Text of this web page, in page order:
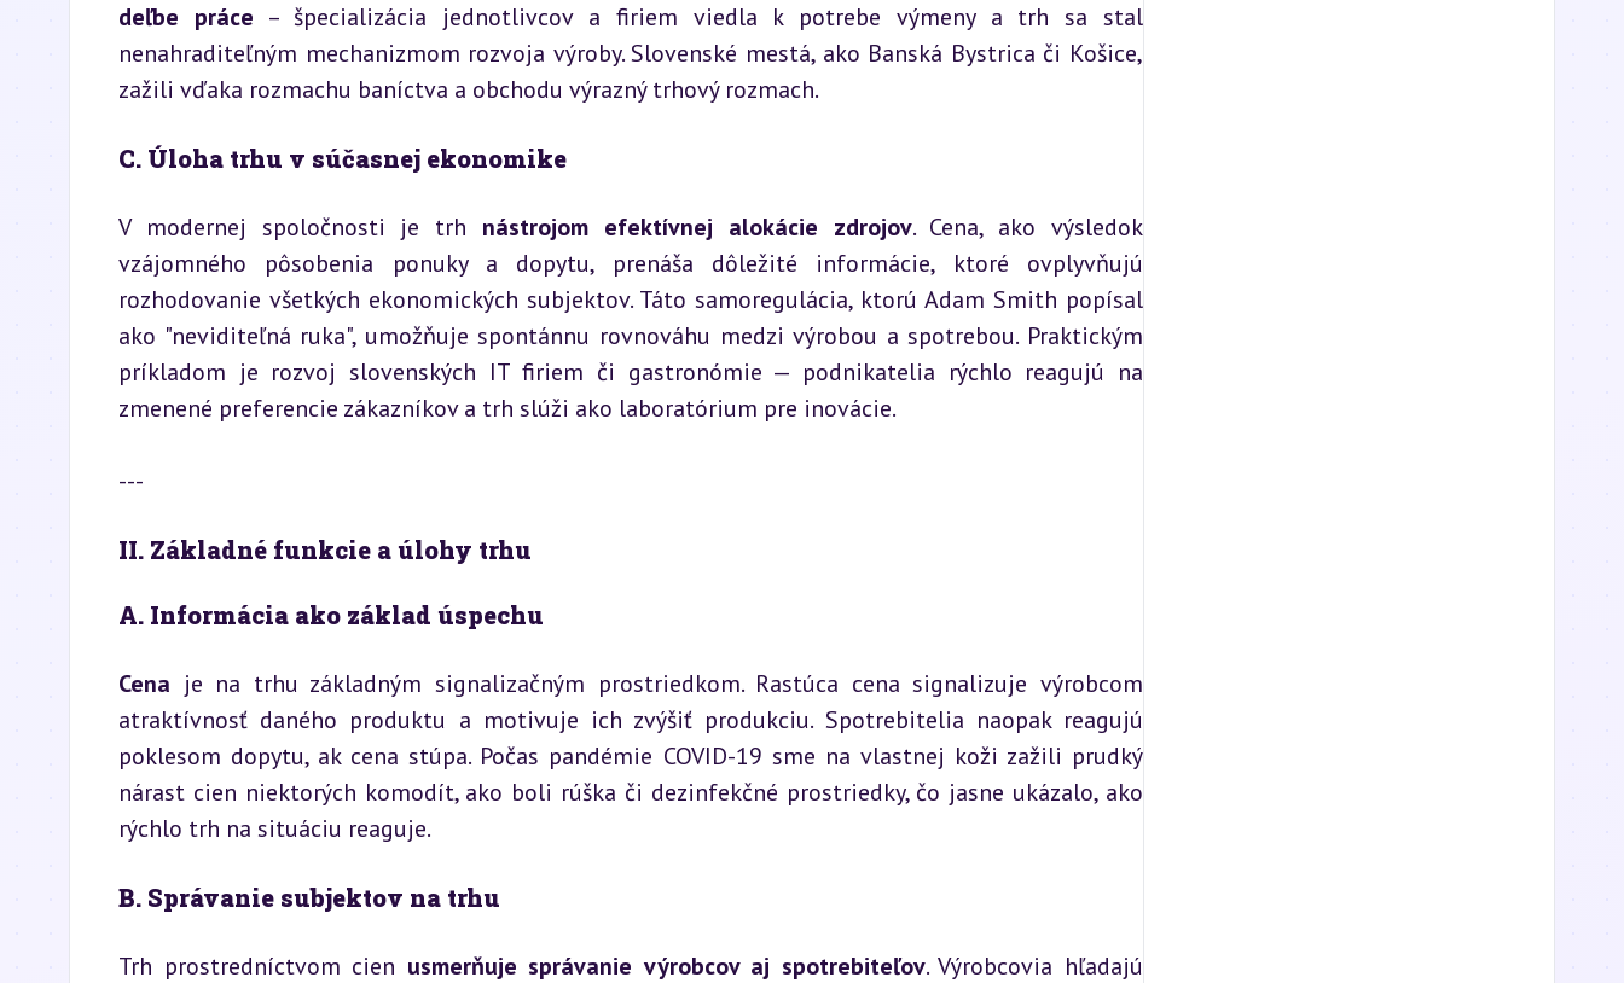
deľbe práce – špecializácia jednotlivcov a firiem viedla k potrebe výmeny a trh sa stal
nenahraditeľným mechanizmom rozvoja výroby. Slovenské mestá, ako Banská Bystrica či Košice,
zažili vďaka rozmachu baníctva a obchodu výrazný trhový rozmach.
C. Úloha trhu v súčasnej ekonomike
V modernej spoločnosti je trh nástrojom efektívnej alokácie zdrojov. Cena, ako výsledok
vzájomného pôsobenia ponuky a dopytu, prenáša dôležité informácie, ktoré ovplyvňujú
rozhodovanie všetkých ekonomických subjektov. Táto samoregulácia, ktorú Adam Smith popísal
ako "neviditeľná ruka", umožňuje spontánnu rovnováhu medzi výrobou a spotrebou. Praktickým
príkladom je rozvoj slovenských IT firiem či gastronómie — podnikatelia rýchlo reagujú na
zmenené preferencie zákazníkov a trh slúži ako laboratórium pre inovácie.
---
II. Základné funkcie a úlohy trhu
A. Informácia ako základ úspechu
Cena je na trhu základným signalizačným prostriedkom. Rastúca cena signalizuje výrobcom
atraktívnosť daného produktu a motivuje ich zvýšiť produkciu. Spotrebitelia naopak reagujú
poklesom dopytu, ak cena stúpa. Počas pandémie COVID-19 sme na vlastnej koži zažili prudký
nárast cien niektorých komodít, ako boli rúška či dezinfekčné prostriedky, čo jasne ukázalo, ako
rýchlo trh na situáciu reaguje.
B. Správanie subjektov na trhu
Trh prostredníctvom cien usmerňuje správanie výrobcov aj spotrebiteľov. Výrobcovia hľadajú